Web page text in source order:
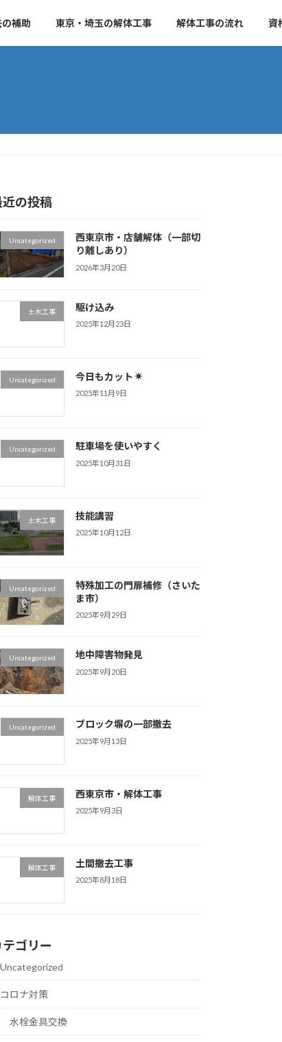
補助 東京・埼玉の解体工事 解体工事の流れ 資
近の投稿
Uncategorized
西東京市・店舗解体（一部切
り離しあり）
2026年3月20日
土木工事 駆け込み
2025年12月23日
Uncategorized 今日もカット
2025年11月9日
Uncategorized 駐車場を使いやすく
2025年10月31日
土木工事 技能講習
2025年10月12日
Uncategorized
特殊加工の門扉補修（さいた
ま市）
2025年9月29日
Uncategorized 地中障害物発見
2025年9月20日
Uncategorized ブロック塀の一部撤去
2025年9月13日
解体工事 西東京市・解体工事
2025年9月3日
解体工事 土間撤去工事
2025年8月18日
テゴリー
Uncategorized
コロナ対策
水栓金具交換